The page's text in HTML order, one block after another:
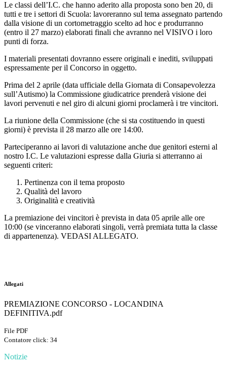
Le classi dell’I.C. che hanno aderito alla proposta sono ben 20, di
tutti e tre i settori di Scuola: lavoreranno sul tema assegnato partendo
dalla visione di un cortometraggio scelto ad hoc e produrranno
(entro il 27 marzo) elaborati finali che avranno nel VISIVO i loro
punti di forza.
I materiali presentati dovranno essere originali e inediti, sviluppati
espressamente per il Concorso in oggetto.
Prima del 2 aprile (data ufficiale della Giornata di Consapevolezza
sull’Autismo) la Commissione giudicatrice prenderà visione dei
lavori pervenuti e nel giro di alcuni giorni proclamerà i tre vincitori.
La riunione della Commissione (che si sta costituendo in questi
giorni) è prevista il 28 marzo alle ore 14:00.
Parteciperanno ai lavori di valutazione anche due genitori esterni al
nostro I.C. Le valutazioni espresse dalla Giuria si atterranno ai
seguenti criteri:
Pertinenza con il tema proposto
Qualità del lavoro
Originalità e creatività
La premiazione dei vincitori è prevista in data 05 aprile alle ore
10:00 (se vinceranno elaborati singoli, verrà premiata tutta la classe
di appartenenza). VEDASI ALLEGATO.
Allegati
PREMIAZIONE CONCORSO - LOCANDINA
DEFINITIVA.pdf
File PDF
Contatore click: 34
Notizie